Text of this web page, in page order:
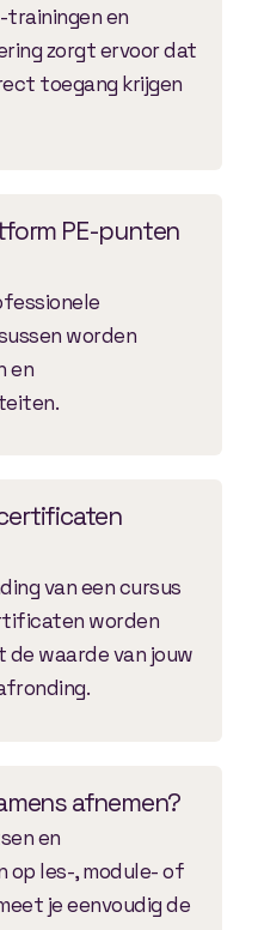
trainingen en
zorgt ervoor dat
toegang krijgen
PE-punten
worden
en
van een cursus
worden
waarde van jouw
afnemen?
en
op les-, module- of
je eenvoudig de